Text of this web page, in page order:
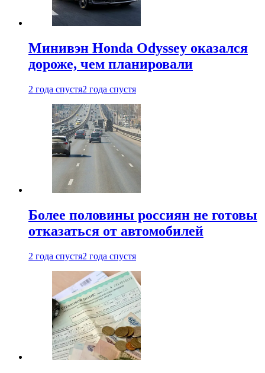
Минивэн Honda Odyssey оказался
дороже, чем планировали
2 года спустя2 года спустя
Более половины россиян не готовы
отказаться от автомобилей
2 года спустя2 года спустя